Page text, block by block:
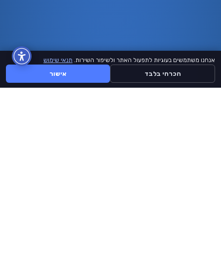
אנחנו משתמשים בעוגיות לתפעול האתר ולשיפור השירות. תנאי שימוש
הכרחי בלבד אישור